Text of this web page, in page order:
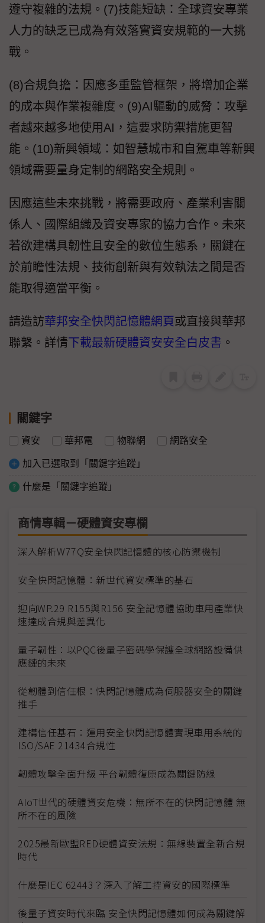
遵守複雜的法規。(7)技能短缺：全球資安專業
人力的缺乏已成為有效落實資安規範的一大挑
戰。
(8)合規負擔：因應多重監管框架，將增加企業
的成本與作業複雜度。(9)AI驅動的威脅：攻擊
者越來越多地使用AI，這要求防禦措施更智
能。(10)新興領域：如智慧城市和自駕車等新興
領域需要量身定制的網路安全規則。
因應這些未來挑戰，將需要政府、產業利害關
係人、國際組織及資安專家的協力合作。未來
若欲建構具韌性且安全的數位生態系，關鍵在
於前瞻性法規、技術創新與有效執法之間是否
能取得適當平衡。
請造訪華邦安全快閃記憶體網頁或直接與華邦
聯繫。詳情下載最新硬體資安安全白皮書 。
關鍵字
資安 華邦電 物聯網 網路安全
加入已選取到「關鍵字追蹤」
什麼是「關鍵字追蹤」
商情專輯－硬體資安專欄
深入解析W77Q安全快閃記憶體的核心防禦機制
安全快閃記憶體：新世代資安標準的基石
迎向WP.29 R155與R156 安全記憶體協助車用產業快
速達成合規與差異化
量子韌性：以PQC後量子密碼學保護全球網路設備供
應鏈的未來
從韌體到信任根：快閃記憶體成為伺服器安全的關鍵
推手
建構信任基石：運用安全快閃記憶體實現車用系統的
ISO/SAE 21434合規性
韌體攻擊全面升級 平台韌體復原成為關鍵防線
AIoT世代的硬體資安危機：無所不在的快閃記憶體 無
所不在的風險
2025最新歐盟RED硬體資安法規：無線裝置全新合規
時代
什麼是IEC 62443？深入了解工控資安的國際標準
後量子資安時代來臨 安全快閃記憶體如何成為關鍵解